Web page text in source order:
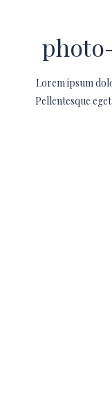
Lorem ipsum
Pellentesque